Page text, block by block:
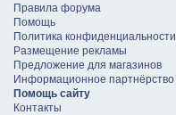
Правила форума
Помощь
Политика конфиденциальности
Размещение рекламы
Предложение для магазинов
Информационное партнёрство
Помощь сайту
Контакты